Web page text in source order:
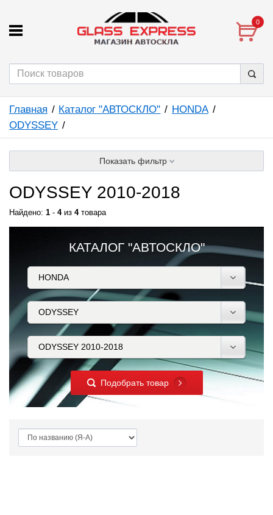
0
Главная Каталог "АВТОСКЛО"
HONDA
ODYSSEY
Показать фильтр
ODYSSEY 2010-2018
Найдено: 1 - 4из 4товара
КАТАЛОГ "АВТОСКЛО"
Подобрать товар